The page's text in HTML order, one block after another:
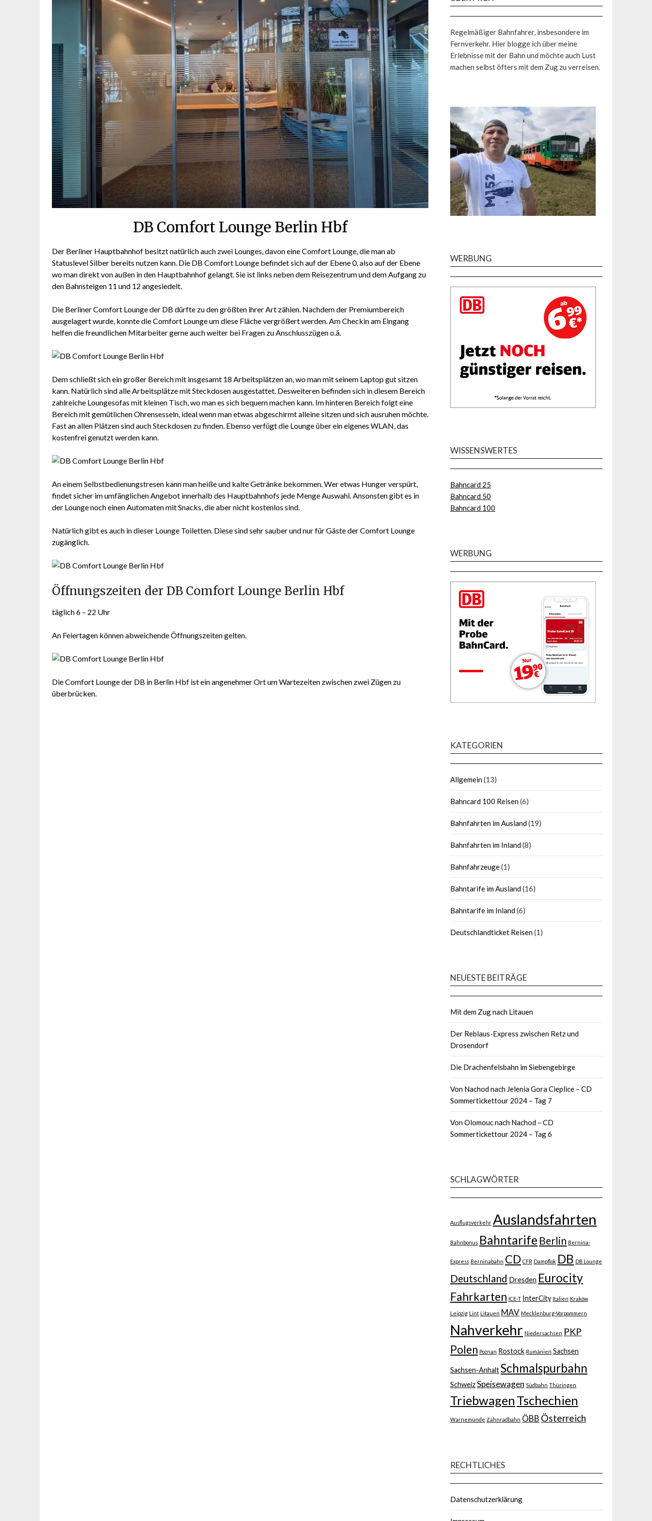
DB Comfort Lounge Berlin Hbf
Der Berliner Hauptbahnhof besitzt natürlich auch zwei Lounges, davon eine Comfort Lounge, die man ab
Statuslevel Silber bereits nutzen kann. Die DB Comfort Lounge befindet sich auf der Ebene 0, also auf der Ebene
wo man direkt von außen in den Hauptbahnhof gelangt. Sie ist links neben dem Reisezentrum und dem Aufgang zu
den Bahnsteigen 11 und 12 angesiedelt.
Die Berliner Comfort Lounge der DB dürfte zu den größten ihrer Art zählen. Nachdem der Premiumbereich
ausgelagert wurde, konnte die Comfort Lounge um diese Fläche vergrößert werden. Am Checkin am Eingang
helfen die freundlichen Mitarbeiter gerne auch weiter bei Fragen zu Anschlusszügen o.ä.
Dem schließt sich ein großer Bereich mit insgesamt 18 Arbeitsplätzen an, wo man mit seinem Laptop gut sitzen
kann. Natürlich sind alle Arbeitsplätze mit Steckdosen ausgestattet. Desweiteren befinden sich in diesem Bereich
zahlreiche Loungesofas mit kleinen Tisch, wo man es sich bequem machen kann. Im hinteren Bereich folgt eine
Bereich mit gemütlichen Ohrensesseln, ideal wenn man etwas abgeschirmt alleine sitzen und sich ausruhen möchte.
Fast an allen Plätzen sind auch Steckdosen zu finden. Ebenso verfügt die Lounge über ein eigenes WLAN, das
kostenfrei genutzt werden kann.
An einem Selbstbedienungstresen kann man heiße und kalte Getränke bekommen. Wer etwas Hunger verspürt,
findet sicher im umfänglichen Angebot innerhalb des Hauptbahnhofs jede Menge Auswahl. Ansonsten gibt es in
der Lounge noch einen Automaten mit Snacks, die aber nicht kostenlos sind.
Natürlich gibt es auch in dieser Lounge Toiletten. Diese sind sehr sauber und nur für Gäste der Comfort Lounge
zugänglich.
Öffnungszeiten der DB Comfort Lounge Berlin Hbf
täglich 6 – 22 Uhr
An Feiertagen können abweichende Öffnungszeiten gelten.
Die Comfort Lounge der DB in Berlin Hbf ist ein angenehmer Ort um Wartezeiten zwischen zwei Zügen zu
überbrücken.
Regelmäßiger Bahnfahrer, insbesondere im
Fernverkehr. Hier blogge ich über meine
Erlebnisse mit der Bahn und möchte auch Lust
machen selbst öfters mit dem Zug zu verreisen.
WERBUNG
WISSENSWERTES
Bahncard 25
Bahncard 50
Bahncard 100
WERBUNG
KATEGORIEN
Allgemein(13)
Bahncard 100 Reisen(6)
Bahnfahrten im Ausland(19)
Bahnfahrten im Inland(8)
Bahnfahrzeuge(1)
Bahntarife im Ausland(16)
Bahntarife im Inland(6)
Deutschlandticket Reisen(1)
NEUESTE BEITRÄGE
Mit dem Zug nach Litauen
Der Reblaus-Express zwischen Retz und
Drosendorf
Die Drachenfelsbahn im Siebengebirge
Von Nachod nach Jelenia Gora Cieplice – CD
Sommertickettour 2024 – Tag 7
Von Olomouc nach Nachod – CD
Sommertickettour 2024 – Tag 6
SCHLAGWÖRTER
Ausflugsverkehr Auslandsfahrten
Bahnbonus Bahntarife Berlin Bernina-
Express Berninabahn CD CFR Dampflok DB DB Lounge
Deutschland Dresden Eurocity
Fahrkarten ICE-T InterCity Italien Kraków
Leipzig Lint Litauen MAV Mecklenburg-Vorpommern
Nahverkehr Niedersachsen PKP
Polen Poznan Rostock Rumänien Sachsen
Sachsen-AnhaltSchmalspurbahn
SchweizSpeisewagen Südbahn Thüringen
Triebwagen Tschechien
Warnemünde Zahnradbahn ÖBB Österreich
RECHTLICHES
Datenschutzerklärung